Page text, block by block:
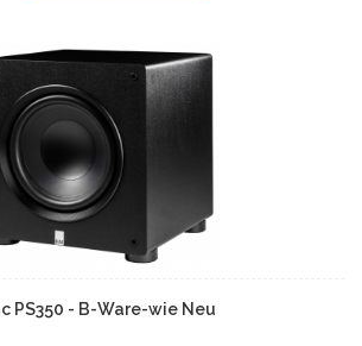
PS350 - B-Ware-wie Neu